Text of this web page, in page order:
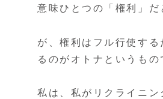
意味ひとつの「権利」だ
が、権利はフル行使す
るのがオトナというもの
私は、私がリクライニ